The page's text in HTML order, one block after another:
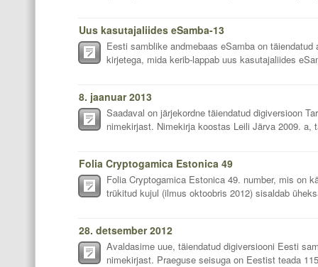
Uus kasutajaliides eSamba-13
Eesti samblike andmebaas eSamba on
kirjetega, mida kerib-lappab uus kasutajaliides
8. jaanuar 2013
Saadaval on järjekordne täiendatud digiversioon
nimekirjast. Nimekirja koostas Leili Järva 2009. a,
Folia Cryptogamica Estonica 49
Folia Cryptogamica Estonica 49. number, mis on
trükitud kujul (ilmus oktoobris 2012) sisaldab
28. detsember 2012
Avaldasime uue, täiendatud digiversiooni Eesti
nimekirjast. Praeguse seisuga on Eestist teada